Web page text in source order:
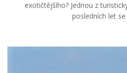
exotičtějšího? Jednou z
posledních let se